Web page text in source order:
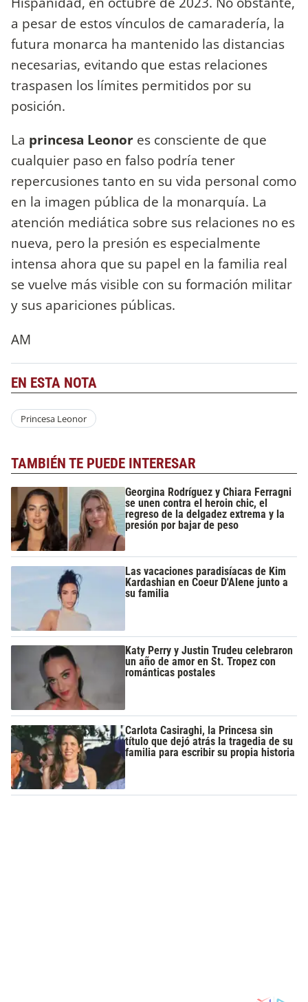
a pesar de estos vínculos de camaradería, la
futura monarca ha mantenido las distancias
necesarias, evitando que estas relaciones
traspasen los límites permitidos por su
posición.
La princesa Leonor es consciente de que
cualquier paso en falso podría tener
repercusiones tanto en su vida personal como
en la imagen pública de la monarquía. La
atención mediática sobre sus relaciones no es
nueva, pero la presión es especialmente
intensa ahora que su papel en la familia real
se vuelve más visible con su formación militar
y sus apariciones públicas.
AM
EN ESTA NOTA
Princesa Leonor
TAMBIÉN TE PUEDE INTERESAR
Georgina Rodríguez y Chiara Ferragni
se unen contra el heroin chic, el
regreso de la delgadez extrema y la
presión por bajar de peso
Las vacaciones paradisíacas de Kim
Kardashian en Coeur D'Alene junto a
su familia
Katy Perry y Justin Trudeu celebraron
un año de amor en St. Tropez con
románticas postales
Carlota Casiraghi, la Princesa sin
título que dejó atrás la tragedia de su
familia para escribir su propia historia